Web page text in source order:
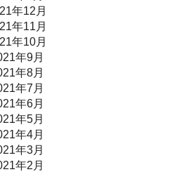
年12月
年11月
年10月
年9月
年8月
年7月
年6月
年5月
年4月
年3月
年2月